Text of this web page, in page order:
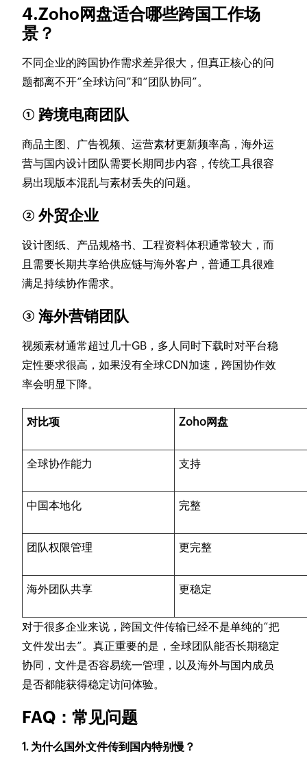
4.Zoho网盘适合哪些跨国工作场
景？
不同企业的跨国协作需求差异很大，但真正核心的问
题都离不开“全球访问”和“团队协同”。
① 跨境电商团队
商品主图、广告视频、运营素材更新频率高，海外运
营与国内设计团队需要长期同步内容，传统工具很容
易出现版本混乱与素材丢失的问题。
② 外贸企业
设计图纸、产品规格书、工程资料体积通常较大，而
且需要长期共享给供应链与海外客户，普通工具很难
满足持续协作需求。
③ 海外营销团队
视频素材通常超过几十GB，多人同时下载时对平台稳
定性要求很高，如果没有全球CDN加速，跨国协作效
率会明显下降。
对比项 Zoho网盘
全球协作能力 支持
中国本地化 完整
团队权限管理 更完整
海外团队共享 更稳定
对于很多企业来说，跨国文件传输已经不是单纯的“把
文件发出去”。真正重要的是，全球团队能否长期稳定
协同，文件是否容易统一管理，以及海外与国内成员
是否都能获得稳定访问体验。
FAQ：常见问题
1. 为什么国外文件传到国内特别慢？